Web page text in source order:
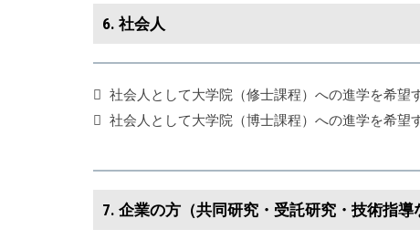
6. 社会人
社会人として大学院（修士課程）への進学を希望
社会人として大学院（博士課程）への進学を希望
7. 企業の方（共同研究・受託研究・技術指導